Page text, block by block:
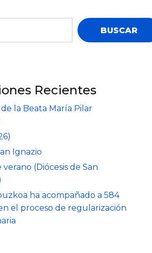
BUSCAR
Recientes
la Beata María Pilar
Ignazio
verano (Diócesis de San
ha acompañado a 584
el proceso de regularización